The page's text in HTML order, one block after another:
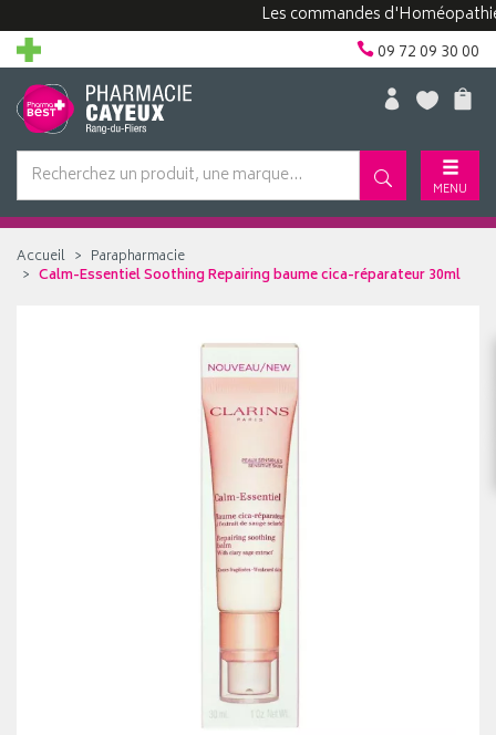
Les commandes d'Homéopathie
09 72 09 30 00
MENU
Accueil
Parapharmacie
Calm-Essentiel Soothing Repairing baume cica-réparateur 30ml